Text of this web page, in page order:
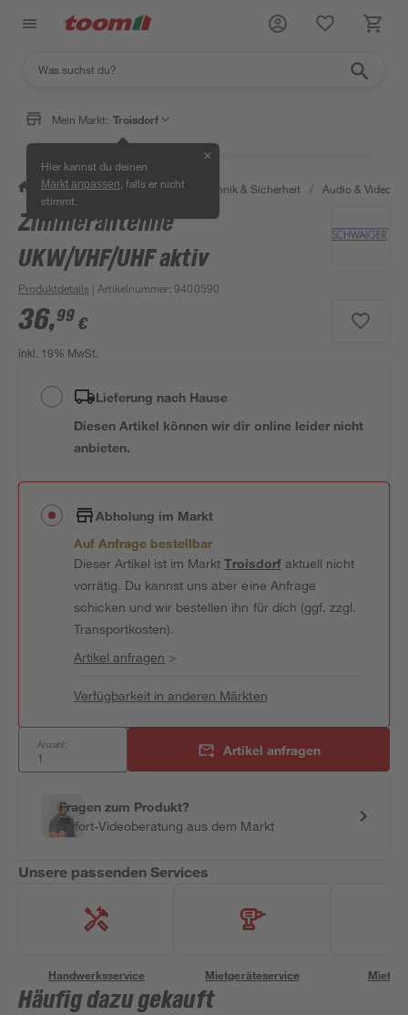
Mein Markt: Troisdorf
Hier kannst du deinen
Markt anpassen , falls er nicht
stimmt.
✕
/ Bauen & Renovieren / Haustechnik & Sicherheit / Audio & Video
Zimmerantenne
UKW/VHF/UHF aktiv
Produktdetails | Artikelnummer:9400590
36,99 €
inkl. 19% MwSt.
Lieferung nach Hause
Diesen Artikel können wir dir online leider nicht
anbieten.
Abholung im Markt
Auf Anfrage bestellbar
Dieser Artikel ist im MarktTroisdorfaktuell nicht
vorrätig. Du kannst uns aber eine Anfrage
schicken und wir bestellen ihn für dich (ggf. zzgl.
Transportkosten).
Artikel anfragen >
Verfügbarkeit in anderen Märkten
Anzahl: Artikel anfragen
Fragen zum Produkt?
Sofort-Videoberatung aus dem Markt
Unsere passenden Services
Handwerksservice Mietgeräteservice
Häufig dazu gekauft